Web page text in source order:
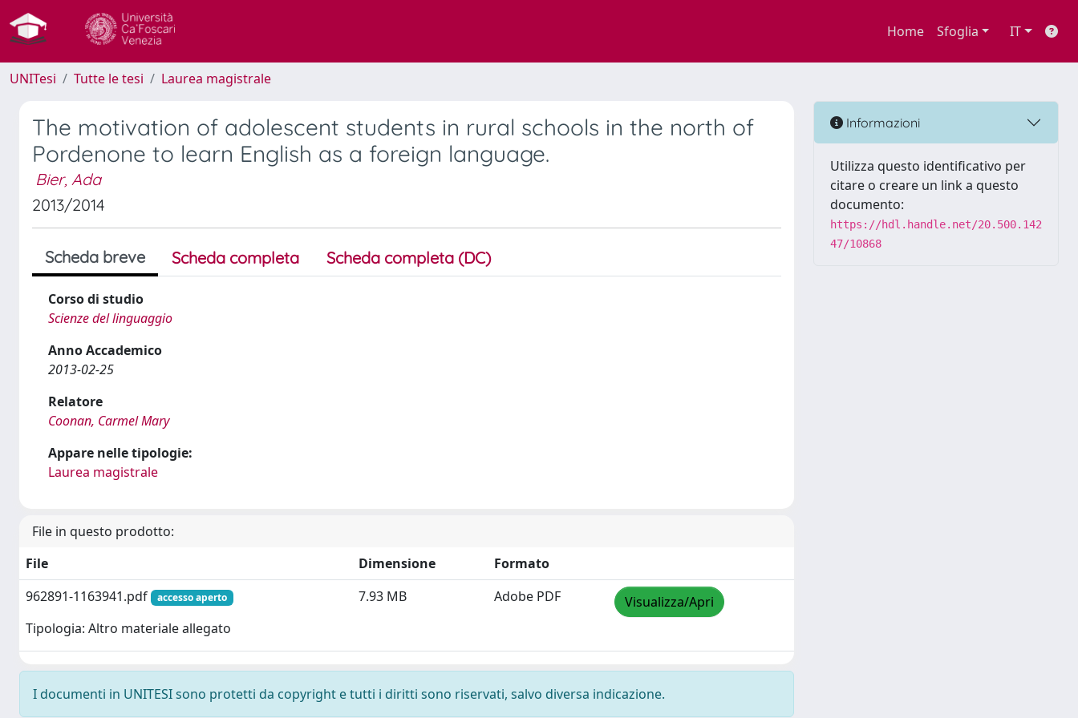
Home Sfoglia IT
UNITesi Tutte le tesi Laurea magistrale
The motivation of adolescent students in rural schools in the north of
Pordenone to learn English as a foreign language.
Bier, Ada
2013/2014
Scheda breve Scheda completa Scheda completa (DC)
Corso di studio
Scienze del linguaggio
Anno Accademico
2013-02-25
Relatore
Coonan, Carmel Mary
Appare nelle tipologie:
Laurea magistrale
File in questo prodotto:
File
Dimensione
Formato
962891-1163941.pdf
accesso aperto
Tipologia: Altro materiale allegato
7.93 MB Adobe PDF Visualizza/Apri
I documenti in UNITESI sono protetti da copyright e tutti i diritti sono riservati, salvo diversa indicazione.
Informazioni
Utilizza questo identificativo per
citare o creare un link a questo
documento:
https://hdl.handle.net/20.500.142
47/10868